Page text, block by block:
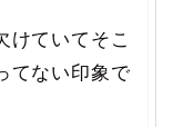
けていてそこ
てない印象で